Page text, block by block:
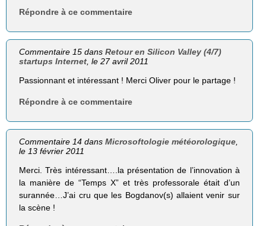
Répondre à ce commentaire
Commentaire 15 dansRetour en Silicon Valley (4/7)
startups Internet, le 27 avril 2011
Passionnant et intéressant ! Merci Oliver pour le partage !
Répondre à ce commentaire
Commentaire 14 dansMicrosoftologie météorologique
le 13 février 2011
Merci. Très intéressant….la présentation de l’innovation à
la manière de “Temps X” et très professorale était d’un
surannée…J’ai cru que les Bogdanov(s) allaient venir sur
la scène !